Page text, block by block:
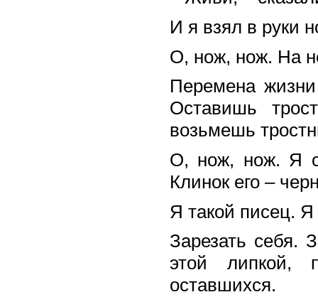
И я взял в руки
О, нож, нож. На
Перемена
Оставишь
возьмешь
О, нож, нож. Я
Клинок его –
Я такой писец.
Зарезать себя.
этой липкой,
оставшихся.